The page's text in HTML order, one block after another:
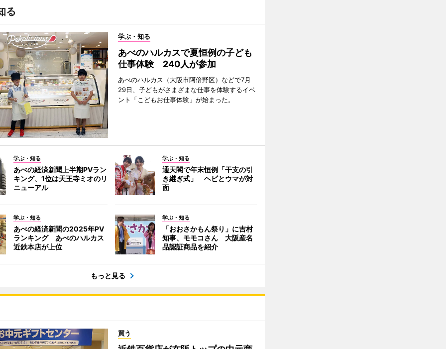
る
学ぶ・知る
あべのハルカスで夏恒例の子ども
仕事体験 240人が参加
あべのハルカス（大阪市阿倍野区）などで7月
29日、子どもがさまざまな仕事を体験するイベ
ント「こどもお仕事体験」が始まった。
学ぶ・知る
あべの経済新聞上半期PVラン
キング、1位は天王寺ミオのリ
ニューアル
学ぶ・知る
通天閣で年末恒例「干支の引
き継ぎ式」 ヘビとウマが対
面
学ぶ・知る
あべの経済新聞の2025年PV
ランキング あべのハルカス
近鉄本店が上位
学ぶ・知る
「おおさかもん祭り」に吉村
知事、モモコさん 大阪産名
品認証商品を紹介
もっと見る
買う